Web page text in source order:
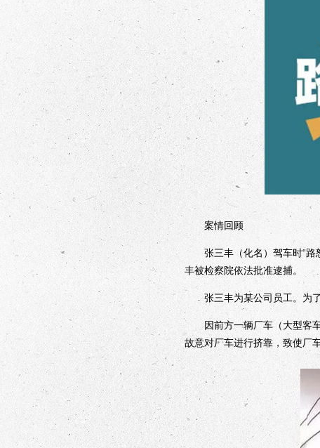
案情回顾
张三丰（化名）驾车时“路怒
丰被检察院依法批准逮捕。
张三丰为某公司员工。为了
因前方一辆厂车（大型客车
故意对厂车进行挤靠，致使厂